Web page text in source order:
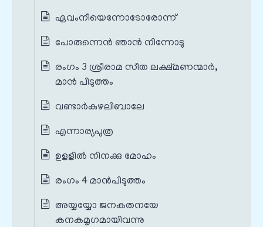
ഏവംനീയെന്നോടോരോന്ന്
പോരുന്നെന്‍ ഞാന്‍ നിന്നോടു
രംഗം 3 ശ്രീരാമ സീത ലക്ഷ്മണന്മാർ,
മാൻ പിടുത്തം
വണ്ടാര്‍കുഴലിബാലേ
എന്നാര്യപുത്ര
ഉളളില്‍ നിനക്കു മോഹം
രംഗം 4 മാൻപിടുത്തം
അയ്യയ്യോ ജനകതനയേ
കനകമൃഗമായിവന്നു